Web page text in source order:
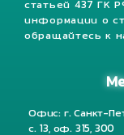
статьей 437 ГК
информации о
обращайтесь к
Офис: г. Санкт-
с. 13, оф. 315, 300